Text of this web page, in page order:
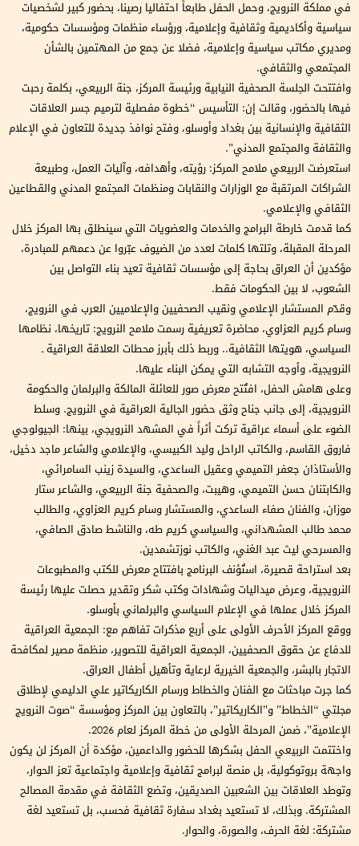
في مملكة النرويج، وحمل الحفل طابعاً احتفاليا رصينا، بحضور كبير لشخصيات
سياسية وأكاديمية وثقافية وإعلامية، ورؤساء منظمات ومؤسسات حكومية،
ومديري مكاتب سياسية وإعلامية، فضلا عن جمع من المهتمين بالشأن
المجتمعي والثقافي.
وافتتحت الجلسة الصحفية النيابية ورئيسة المركز، جنة الربيعي، بكلمة رحبت
فيها بالحضور، وقالت إن: التأسيس “خطوة مفصلية لترميم جسر العلاقات
الثقافية والإنسانية بين بغداد وأوسلو، وفتح نوافذ جديدة للتعاون في الإعلام
والثقافة والمجتمع المدني”.
استعرضت الربيعي ملامح المركز: رؤيته، وأهدافه، وآليات العمل، وطبيعة
الشراكات المرتقبة مع الوزارات والنقابات ومنظمات المجتمع المدني والقطاعين
الثقافي والإعلامي.
كما قدمت خارطة البرامج والخدمات والعضويات التي سينطلق بها المركز خلال
المرحلة المقبلة، وتلتها كلمات لعدد من الضيوف عبّروا عن دعمهم للمبادرة،
مؤكدين أن العراق بحاجة إلى مؤسسات ثقافية تعيد بناء التواصل بين
الشعوب، لا بين الحكومات فقط.
وقدّم المستشار الإعلامي ونقيب الصحفيين والإعلاميين العرب في النرويج،
وسام كريم العزاوي، محاضرة تعريفية رسمت ملامح النرويج: تاريخها، نظامها
السياسي، هويتها الثقافية.. وربط ذلك بأبرز محطات العلاقة العراقية ـ
النرويجية، وأوجه التشابه التي يمكن البناء عليها.
وعلى هامش الحفل، افتُتح معرض صور للعائلة المالكة والبرلمان والحكومة
النرويجية، إلى جانب جناح وثق حضور الجالية العراقية في النرويج. وسلط
الضوء على أسماء عراقية تركت أثراً في المشهد النرويجي، بينها: الجيولوجي
فاروق القاسم، والكاتب الراحل وليد الكبيسي، والإعلامي والشاعر ماجد دخيل،
والأستاذان جعفر التميمي وعقيل الساعدي، والسيدة زينب السامرائي،
والكابتنان حسن التميمي، وهيبت، والصحفية جنة الربيعي، والشاعر ستار
موزان، والفنان صفاء الساعدي، والمستشار وسام كريم العزاوي، والطالب
محمد طالب المشهداني، والسياسي كريم طه، والناشط صادق الصافي،
والمسرحي ليث عبد الغني، والكاتب نوزتشمدين.
بعد استراحة قصيرة، استُؤنف البرنامج بافتتاح معرض للكتب والمطبوعات
النرويجية، وعرض ميداليات وشهادات وكتب شكر وتقدير حصلت عليها رئيسة
المركز خلال عملها في الإعلام السياسي والبرلماني بأوسلو.
ووقع المركز الأحرف الأولى على أربع مذكرات تفاهم مع: الجمعية العراقية
للدفاع عن حقوق الصحفيين، الجمعية العراقية للتصوير، منظمة مصير لمكافحة
الاتجار بالبشر، والجمعية الخيرية لرعاية وتأهيل أطفال العراق.
كما جرت مباحثات مع الفنان والخطاط ورسام الكاريكاتير علي الدليمي لإطلاق
مجلتي “الخطاط” و”الكاريكاتير”، بالتعاون بين المركز ومؤسسة “صوت النرويج
الإعلامية”، ضمن المرحلة الأولى من خطة المركز لعام 2026.
واختتمت الربيعي الحفل بشكرها للحضور والداعمين، مؤكدة أن المركز لن يكون
واجهة بروتوكولية، بل منصة لبرامج ثقافية وإعلامية واجتماعية تعز الحوار،
وتوطد العلاقات بين الشعبين الصديقين، وتضع الثقافة في مقدمة المصالح
المشتركة. وبذلك، لا تستعيد بغداد سفارة ثقافية فحسب، بل تستعيد لغة
مشتركة: لغة الحرف، والصورة، والحوار.